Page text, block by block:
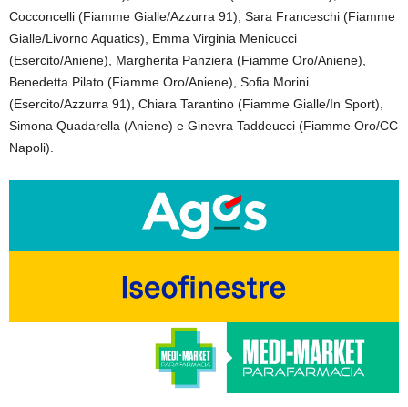
Cocconcelli (Fiamme Gialle/Azzurra 91), Sara Franceschi (Fiamme
Gialle/Livorno Aquatics), Emma Virginia Menicucci
(Esercito/Aniene), Margherita Panziera (Fiamme Oro/Aniene),
Benedetta Pilato (Fiamme Oro/Aniene), Sofia Morini
(Esercito/Azzurra 91), Chiara Tarantino (Fiamme Gialle/In Sport),
Simona Quadarella (Aniene) e Ginevra Taddeucci (Fiamme Oro/CC
Napoli).